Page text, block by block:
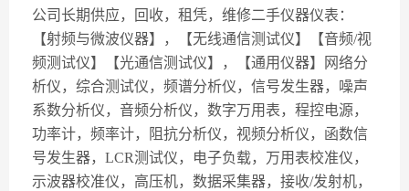
公司长期供应，回收，租凭，维修二手仪器仪表：
【射频与微波仪器】，【无线通信测试仪】【音频/视
频测试仪】【光通信测试仪】，【通用仪器】网络分
析仪，综合测试仪，频谱分析仪，信号发生器，噪声
系数分析仪，音频分析仪，数字万用表，程控电源，
功率计，频率计，阻抗分析仪，视频分析仪，函数信
号发生器，LCR测试仪，电子负载，万用表校准仪，
示波器校准仪，高压机，数据采集器，接收/发射机，